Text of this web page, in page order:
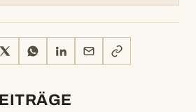
WHATSAPPLINKEDIN
MAIL
LINK
KOPIEREN